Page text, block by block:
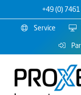
Inhalt
springen
+49 (0)
Service